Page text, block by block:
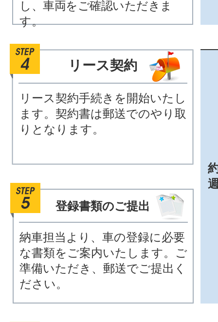
し、車両をご確認いただきま
す。
リース契約
リース契約手続きを開始いたし
ます。契約書は郵送でのやり取
りとなります。
登録書類のご提出
納車担当より、車の登録に必要
な書類をご案内いたします。ご
準備いただき、郵送でご提出く
ださい。